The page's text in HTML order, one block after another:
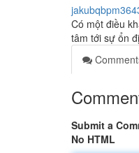
Có một điều
tâm tới sự ổn
Submit a
No HTML